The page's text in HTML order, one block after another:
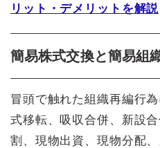
リット・デメリットを解説
簡易株式交換と簡易組
冒頭で触れた組織再編行
式移転、吸収合併、新設
割、現物出資、現物分配